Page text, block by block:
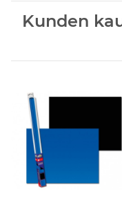
Kunden